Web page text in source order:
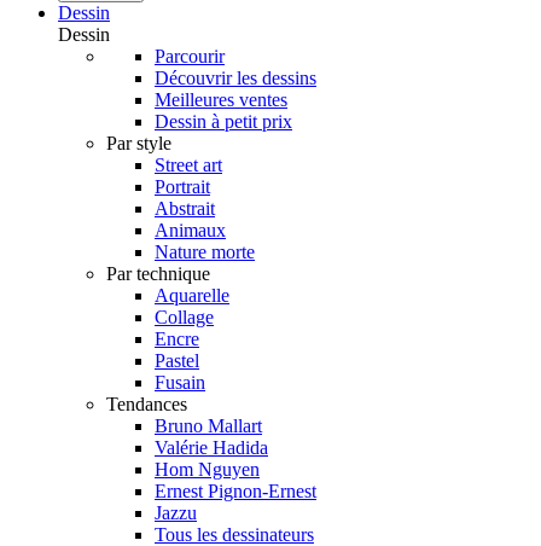
Dessin
Dessin
Parcourir
Découvrir les dessins
Meilleures ventes
Dessin à petit prix
Par style
Street art
Portrait
Abstrait
Animaux
Nature morte
Par technique
Aquarelle
Collage
Encre
Pastel
Fusain
Tendances
Bruno Mallart
Valérie Hadida
Hom Nguyen
Ernest Pignon-Ernest
Jazzu
Tous les dessinateurs